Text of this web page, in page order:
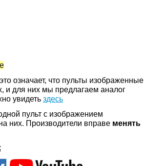
означает, что пульты изображенные
и для них мы предлагаем аналог
увидеть здесь
пульт с изображением
них. Производители вправе менять